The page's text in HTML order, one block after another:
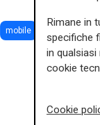
mobile
Rimane in
specifiche
in
cookie
Cookie